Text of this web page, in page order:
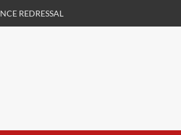
REDRESSAL